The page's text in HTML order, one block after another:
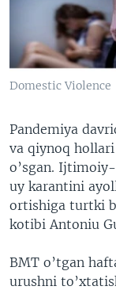
VIDEO
XABARLAR
ODNOKLASSNIKI
TELEGRAM
TWITTER
Domestic Violence
Pandemiya
va qiynoq
o’sgan.
uy karantini
ortishiga turtki
kotibi Antoniu
BMT o’tgan
urushni